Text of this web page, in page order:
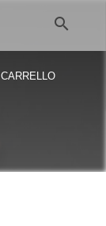
search
CARRELLO